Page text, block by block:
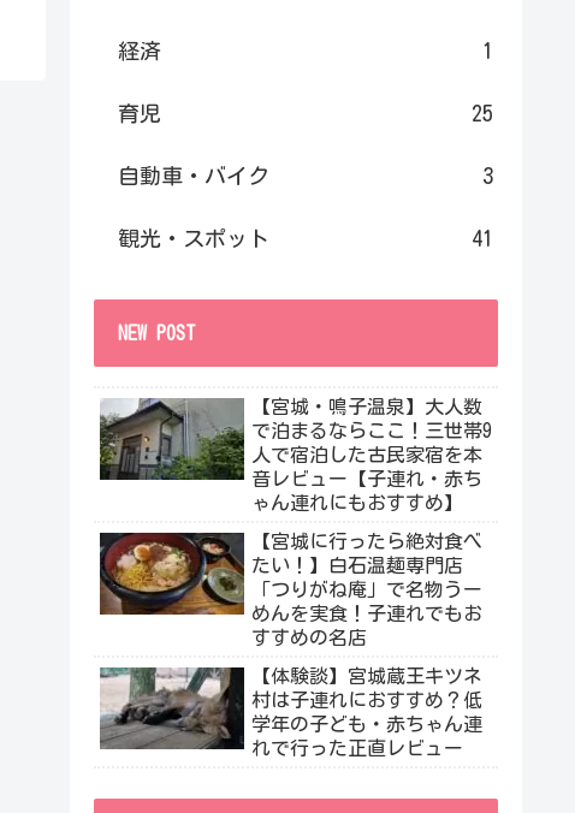
経済 1
育児 25
自動車・バイク 3
観光・スポット 41
NEW POST
【宮城・鳴子温泉】大人数
で泊まるならここ！三世帯9
人で宿泊した古民家宿を本
音レビュー【子連れ・赤ち
ゃん連れにもおすすめ】
【宮城に行ったら絶対食べ
たい！】白石温麺専門店
「つりがね庵」で名物うー
めんを実食！子連れでもお
すすめの名店
【体験談】宮城蔵王キツネ
村は子連れにおすすめ？低
学年の子ども・赤ちゃん連
れで行った正直レビュー